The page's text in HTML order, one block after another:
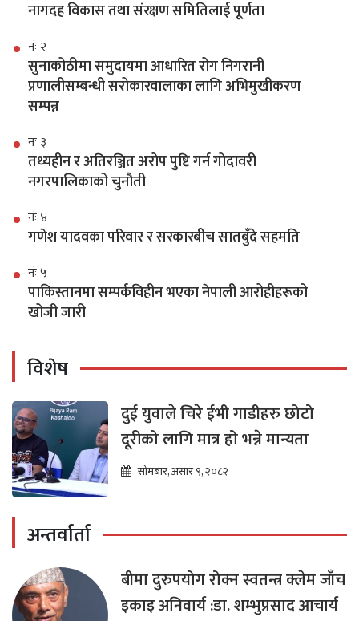
नागदह विकास तथा संरक्षण समितिलाई पूर्णता
नंः २
सुनाकोठीमा समुदायमा आधारित रोग निगरानी
प्रणालीसम्बन्धी सरोकारवालाका लागि अभिमुखीकरण
सम्पन्न
नंः ३
तथ्यहीन र अतिरञ्जित अरोप पुष्टि गर्न गोदावरी
नगरपालिकाको चुनौती
नंः ४
गणेश यादवका परिवार र सरकारबीच सातबुँदे सहमति
नंः ५
पाकिस्तानमा सम्पर्कविहीन भएका नेपाली आरोहीहरूको
खोजी जारी
विशेष
दुई युवाले चिरे ईभी गाडीहरु छोटो
दूरीको लागि मात्र हो भन्ने मान्यता
सोमबार, असार ९, २०८२
अन्तर्वार्ता
बीमा दुरुपयोग रोक्न स्वतन्त्र क्लेम जाँच
इकाइ अनिवार्य :डा. शम्भुप्रसाद आचार्य